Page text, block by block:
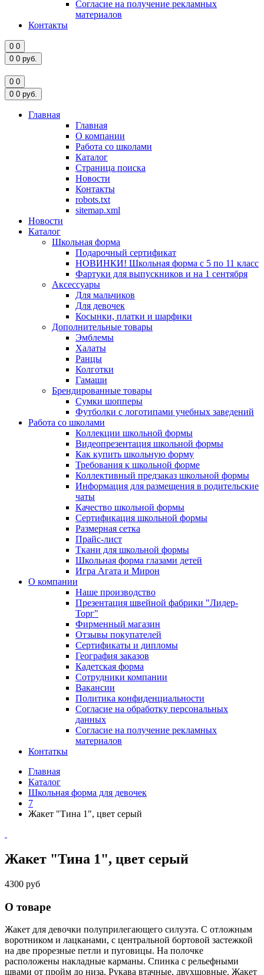
Согласие на получение рекламных
материалов
Контакты
0 0
0 0 руб.
0 0
0 0 руб.
Главная
Главная
О компании
Работа со школами
Каталог
Страница поиска
Новости
Контакты
robots.txt
sitemap.xml
Новости
Каталог
Школьная форма
Подарочный сертификат
НОВИНКИ! Школьная форма с 5 по 11 класс
Фартуки для выпускников и на 1 сентября
Аксессуары
Для мальчиков
Для девочек
Косынки, платки и шарфики
Дополнительные товары
Эмблемы
Халаты
Ранцы
Колготки
Гамаши
Брендированные товары
Сумки шопперы
Футболки с логотипами учебных заведений
Работа со школами
Коллекции школьной формы
Видеопрезентация школьной формы
Как купить школьную форму
Требования к школьной форме
Коллективный предзаказ школьной формы
Информация для размещения в родительские
чаты
Качество школьной формы
Сертификация школьной формы
Размерная сетка
Прайс-лист
Ткани для школьной формы
Школьная форма глазами детей
Игра Агата и Мирон
О компании
Наше производство
Презентация швейной фабрики "Лидер-
Торг"
Фирменный магазин
Отзывы покупателей
Сертификаты и дипломы
География заказов
Кадетская форма
Сотрудники компании
Вакансии
Политика конфиденциальности
Согласие на обработку персональных
данных
Согласие на получение рекламных
материалов
Контаткы
Главная
Каталог
Школьная форма для девочек
7
Жакет "Тина 1", цвет серый
Жакет "Тина 1", цвет серый
4300 руб
О товаре
Жакет для девочки полуприлегающего силуэта. С отложным
воротником и лацканами, с центральной бортовой застежкой
на две прорезные петли и пуговицы. На полочке
расположены накладные карманы. Спинка с рельефными
швами от пройм до низа. Рукава втачные, двухшовные. Жакет